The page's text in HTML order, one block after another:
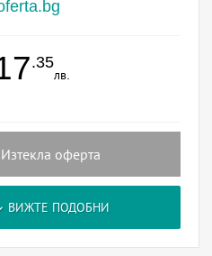
.35
лв.
Изтекла оферта
ВИЖТЕ ПОДОБНИ